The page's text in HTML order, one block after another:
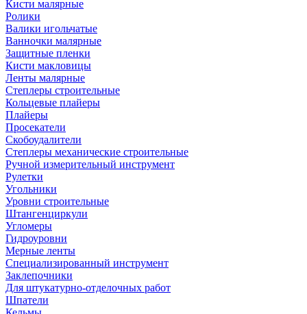
Кисти малярные
Ролики
Валики игольчатые
Ванночки малярные
Защитные пленки
Кисти макловицы
Ленты малярные
Степлеры строительные
Кольцевые плайеры
Плайеры
Просекатели
Скобоудалители
Степлеры механические строительные
Ручной измерительный инструмент
Рулетки
Угольники
Уровни строительные
Штангенциркули
Угломеры
Гидроуровни
Мерные ленты
Специализированный инструмент
Заклепочники
Для штукатурно-отделочных работ
Шпатели